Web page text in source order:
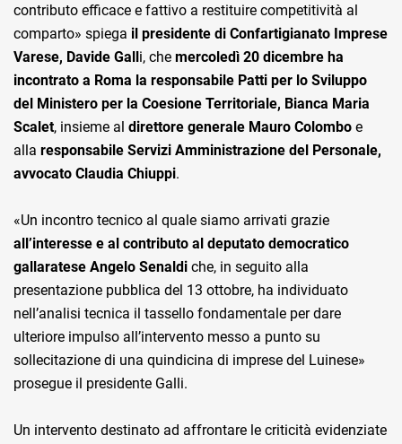
contributo efficace e fattivo a restituire competitività al
comparto» spiega il presidente di Confartigianato Imprese
Varese, Davide Gall i, che mercoledì 20 dicembre ha
incontrato a Roma la responsabile Patti per lo Sviluppo
del Ministero per la Coesione Territoriale, Bianca Maria
Scalet, insieme al direttore generale Mauro Colombo e
alla responsabile Servizi Amministrazione del Personale,
avvocato Claudia Chiuppi.
«Un incontro tecnico al quale siamo arrivati grazie
all’interesse e al contributo al deputato democratico
gallaratese Angelo Senaldi che, in seguito alla
presentazione pubblica del 13 ottobre, ha individuato
nell’analisi tecnica il tassello fondamentale per dare
ulteriore impulso all’intervento messo a punto su
sollecitazione di una quindicina di imprese del Luinese»
prosegue il presidente Galli.
Un intervento destinato ad affrontare le criticità evidenziate